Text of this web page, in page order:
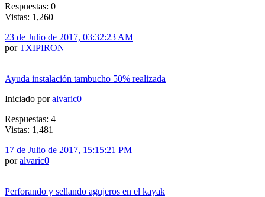
Respuestas: 0
Vistas: 1,260
23 de Julio de 2017, 03:32:23 AM
porTXIPIRON
Ayuda instalación tambucho 50% realizada
Iniciado poralvaric0
Respuestas: 4
Vistas: 1,481
17 de Julio de 2017, 15:15:21 PM
poralvaric0
Perforando y sellando agujeros en el kayak